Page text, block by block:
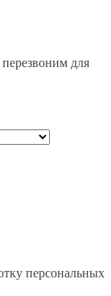
для
персональных